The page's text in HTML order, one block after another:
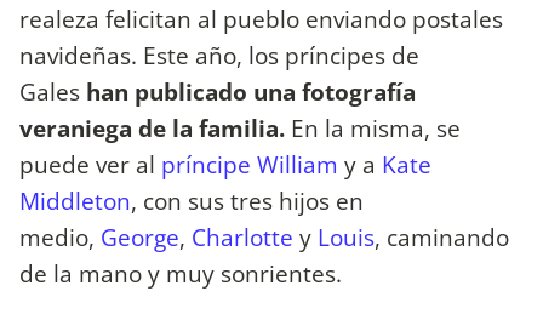
realeza felicitan al pueblo enviando postales
navideñas. Este año, los príncipes de
Gales han publicado una fotografía
veraniega de la familia. En la misma, se
puede ver al príncipe William y a Kate
Middleton, con sus tres hijos en
medio, George, Charlotte y Louis, caminando
de la mano y muy sonrientes.